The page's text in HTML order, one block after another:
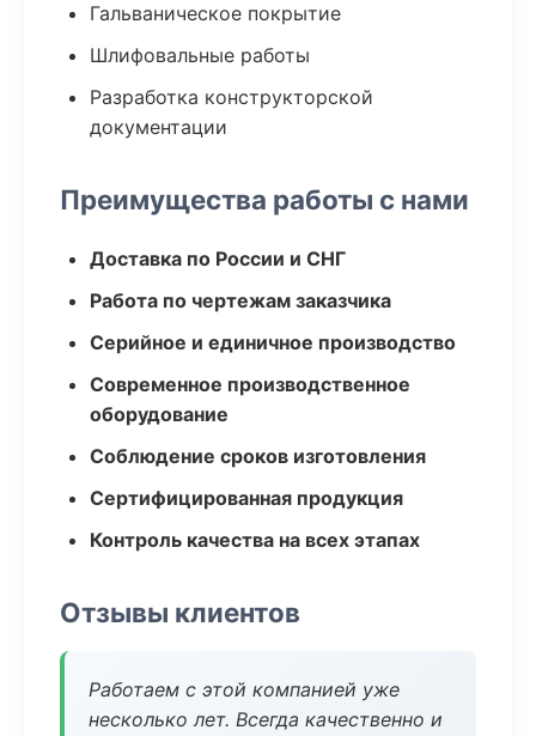
Гальваническое покрытие
Шлифовальные работы
Разработка конструкторской
документации
Преимущества работы с нами
Доставка по России и СНГ
Работа по чертежам заказчика
Серийное и единичное производство
Современное производственное
оборудование
Соблюдение сроков изготовления
Сертифицированная продукция
Контроль качества на всех этапах
Отзывы клиентов
Работаем с этой компанией уже
несколько лет. Всегда качественно и